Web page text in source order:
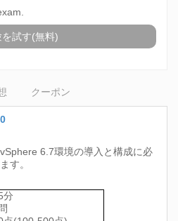
を試す(無料)
クーポン
6.7環境の導入と構成に必
す。
分